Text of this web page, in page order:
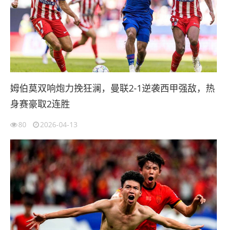
姆伯莫双响炮力挽狂澜，曼联2-1逆袭西甲强敌，热
身赛豪取2连胜
80 2026-04-13